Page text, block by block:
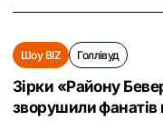
Шоу BIZ Голлівуд
Зірки «Району
зворушили фанатів